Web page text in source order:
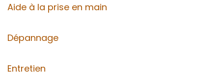
Aide à la prise en main
Dépannage
Entretien